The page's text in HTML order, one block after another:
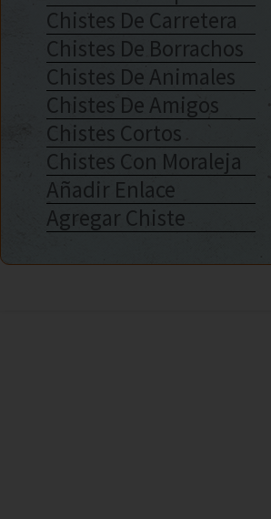
Chistes De Carretera
Chistes De Borrachos
Chistes De Animales
Chistes De Amigos
Chistes Cortos
Chistes Con Moraleja
Añadir Enlace
Agregar Chiste